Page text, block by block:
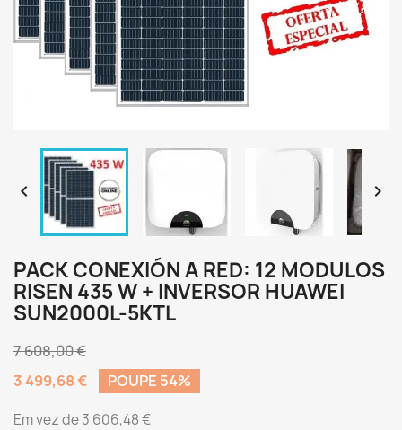
 
PACK CONEXIÓN A RED: 12 MODULOS
RISEN 435 W + INVERSOR HUAWEI
SUN2000L-5KTL
7 608,00 €
3 499,68 €
POUPE 54%
Em vez de 3 606,48 €